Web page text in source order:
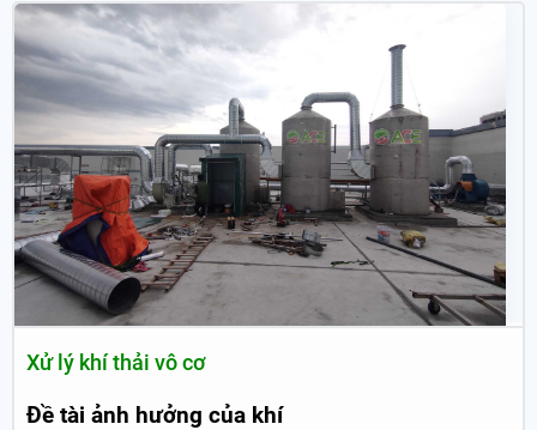
Xử lý khí thải vô cơ
Đề tài ảnh hưởng của khí